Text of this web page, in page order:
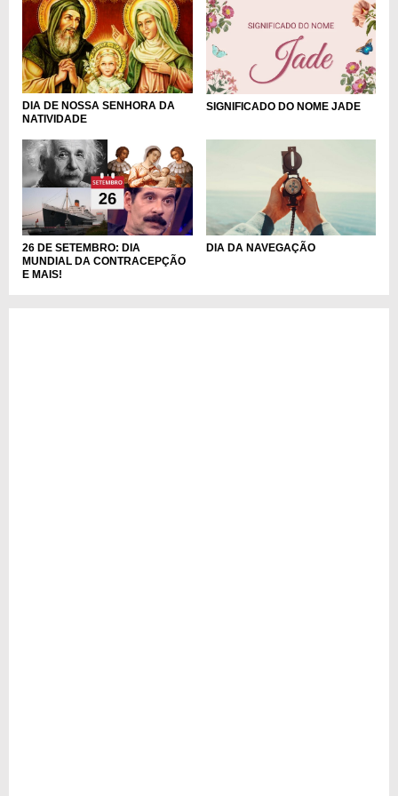
DIA DE NOSSA SENHORA DA
NATIVIDADE
SIGNIFICADO DO NOME JADE
26 DE SETEMBRO: DIA
MUNDIAL DA CONTRACEPÇÃO
E MAIS!
DIA DA NAVEGAÇÃO